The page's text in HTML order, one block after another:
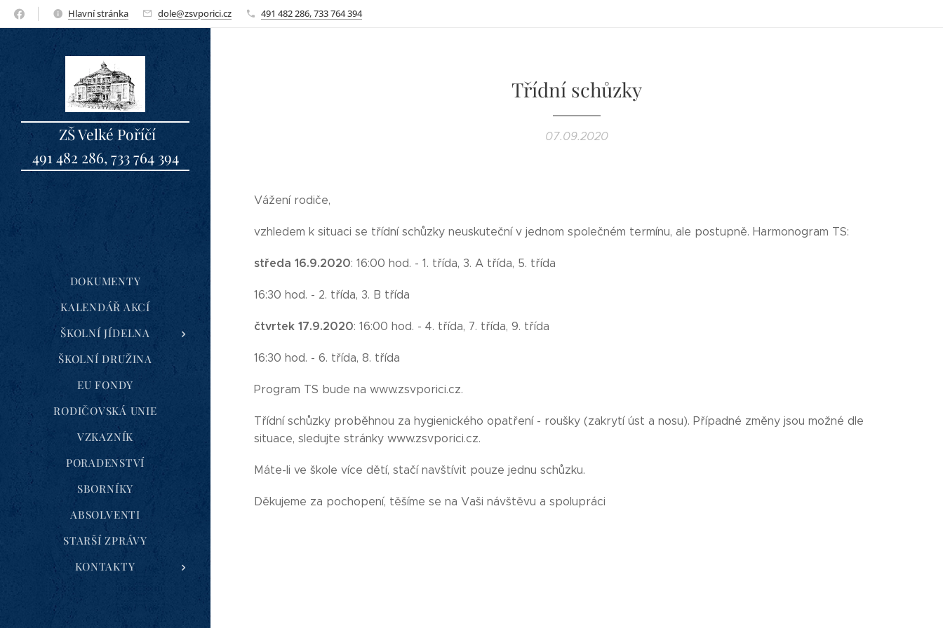
Hlavní stránka dole@zsvporici.cz 491 482 286, 733 764 394
ZŠ Velké Poříčí
491 482 286, 733 764 394
DOKUMENTY
KALENDÁŘ AKCÍ
ŠKOLNÍ JÍDELNA
ŠKOLNÍ DRUŽINA
EU FONDY
RODIČOVSKÁ UNIE
VZKAZNÍK
PORADENSTVÍ
SBORNÍKY
ABSOLVENTI
STARŠÍ ZPRÁVY
KONTAKTY
Třídní schůzky
07.09.2020
Vážení rodiče,
vzhledem k situaci se třídní schůzky neuskuteční v jednom společném termínu, ale postupně. Harmonogram TS:
středa 16.9.2020: 16:00 hod. - 1. třída, 3. A třída, 5. třída
16:30 hod. - 2. třída, 3. B třída
čtvrtek 17.9.2020: 16:00 hod. - 4. třída, 7. třída, 9. třída
16:30 hod. - 6. třída, 8. třída
Program TS bude na www.zsvporici.cz.
Třídní schůzky proběhnou za hygienického opatření - roušky (zakrytí úst a nosu). Případné změny jsou možné dle
situace, sledujte stránky www.zsvporici.cz.
Máte-li ve škole více dětí, stačí navštívit pouze jednu schůzku.
Děkujeme za pochopení, těšíme se na Vaši návštěvu a spolupráci